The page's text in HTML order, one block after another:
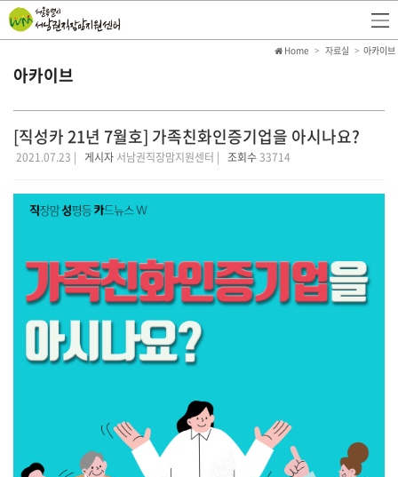
아카이브
Home 자료실 아카이브
[직성카 21년 7월호] 가족친화인증기업을 아시나요?
2021.07.23 | 게시자 서남권직장맘지원센터 | 조회수33714